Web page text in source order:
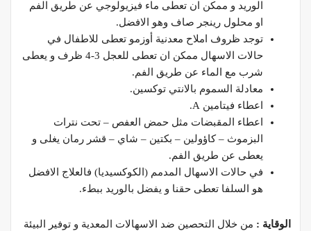
الوريد و ممكن ان تعطى ماء فيزيولوجي عن طريق الفم
او محلول رينجر صاف وهو الافضل.
توجد ظروف املاح معدنية أوزمو تعطى للاطفال في
حالات الاسهال ممكن ان تعطى للعجل 3-4 ظرف و يعطى
شرب مع الماء عن طريق الفم.
معادلة السموم بالانتي توكسين.
اعطاء فيتامين A.
اعطاء المقبضات مثل حمض العفص – تحت نترات
البزموث – كاؤولين – بكتين – شاي – قشر رمان يغلى و
يعطى عن طريق الفم.
في حالات الاسهال المدمم (الكوكسيديا) فالعلاج الافضل
هو السلفا تعطى حقنا و يفضل بالوريد ببطء.
الوقاية : من خلال التحصين ضد الاسهالات المعدية و توفير البيئة